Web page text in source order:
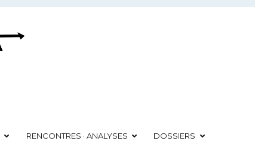
RENCONTRES · ANALYSES DOSSIERS